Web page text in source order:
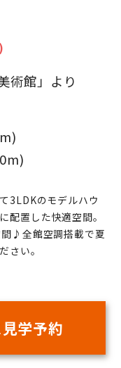
術館」より
3LDKのモデルハウ
置した快適空間。
♪全館空調搭載で夏
さい。
学予約